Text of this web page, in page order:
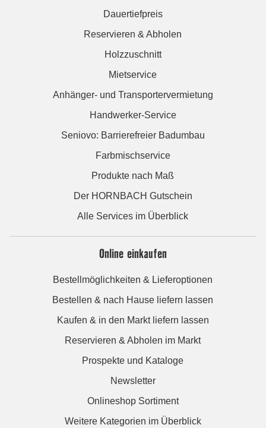
Dauertiefpreis
Reservieren & Abholen
Holzzuschnitt
Mietservice
Anhänger- und Transportervermietung
Handwerker-Service
Seniovo: Barrierefreier Badumbau
Farbmischservice
Produkte nach Maß
Der HORNBACH Gutschein
Alle Services im Überblick
Online einkaufen
Bestellmöglichkeiten & Lieferoptionen
Bestellen & nach Hause liefern lassen
Kaufen & in den Markt liefern lassen
Reservieren & Abholen im Markt
Prospekte und Kataloge
Newsletter
Onlineshop Sortiment
Weitere Kategorien im Überblick